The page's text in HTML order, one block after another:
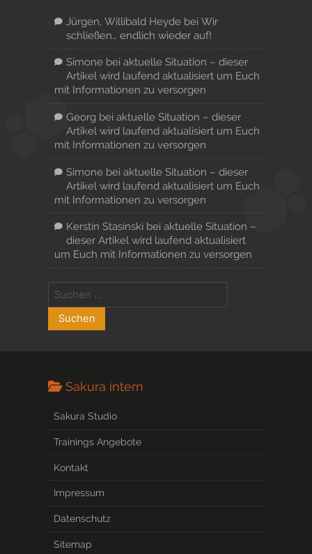
Jürgen, Willibald Heydebei Wir
schließen… endlich wieder auf!
Simonebei aktuelle Situation – dieser
Artikel wird laufend aktualisiert um Euch
mit Informationen zu versorgen
Georg bei aktuelle Situation – dieser
Artikel wird laufend aktualisiert um Euch
mit Informationen zu versorgen
Simonebei aktuelle Situation – dieser
Artikel wird laufend aktualisiert um Euch
mit Informationen zu versorgen
Kerstin Stasinski bei aktuelle Situation –
dieser Artikel wird laufend aktualisiert
um Euch mit Informationen zu versorgen
Sakura intern
Sakura Studio
Trainings Angebote
Kontakt
Impressum
Datenschutz
Sitemap